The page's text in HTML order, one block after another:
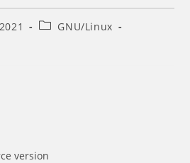
Categoría
GNU/Linux
version